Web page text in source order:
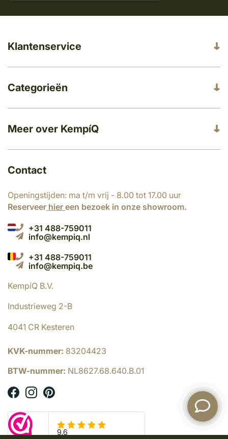
Meer over KempíQ
Klantenservice
Categorieën
Contact
Openingstijden: ma t/m vrij - 8.00 tot 17.00 uur
Reserveer hier een bezoek in onze showroom.
+31 488-759011
info@kempiq.nl
+31 488-759011
info@kempiq.be
KempíQ B.V.
Industrieweg 2-B
4041 CR Kesteren
KVK-nummer: 83204423
BTW-nummer: NL8627.68.640.B.01